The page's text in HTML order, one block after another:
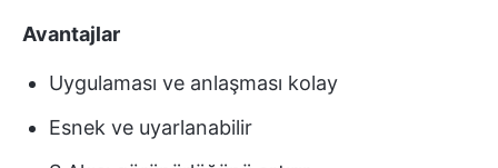
Avantajlar
Uygulaması ve anlaşması kolay
Esnek ve uyarlanabilir